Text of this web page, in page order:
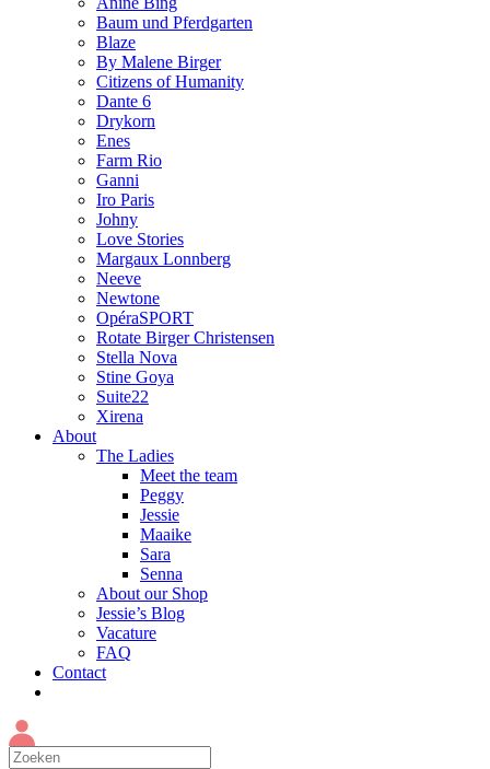
Baum und Pferdgarten
Blaze
By Malene Birger
Citizens of Humanity
Dante 6
Drykorn
Enes
Farm Rio
Ganni
Iro Paris
Johny
Love Stories
Margaux Lonnberg
Neeve
Newtone
OpéraSPORT
Rotate Birger Christensen
Stella Nova
Stine Goya
Suite22
Xirena
About
The Ladies
Meet the team
Peggy
Jessie
Maaike
Sara
Senna
About our Shop
Jessie’s Blog
Vacature
FAQ
Contact